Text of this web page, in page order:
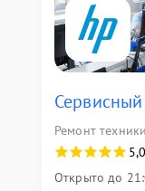
Ремонт
5,0
Открыто до